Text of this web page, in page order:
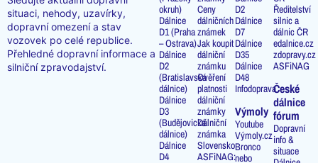
situaci, nehody, uzavírky,
dopravní omezení a stav
vozovek po celé republice.
Přehledné dopravní informace a
silniční zpravodajství.
okruh)
Dálnice
D1 (Praha
– Ostrava)
Dálnice
D2
(Bratislavská
dálnice)
Dálnice
D3
(Budějovická
dálnice)
Dálnice
D4
Ceny
dálničních
známek
Jak koupit
dálniční
známku
Ověření
platnosti
dálniční
známky
Dálniční
známka
Slovensko
ASFiNAG:
D2
Dálnice
D7
Dálnice
D35
Dálnice
D48
Infodoprava
Výmoly
Youtube
Výmoly.cz
Bronco
nebo
Ředitelství
silnic a
dálnic ČR
edalnice.cz
zdopravy.cz
ASFiNAG
České
dálnice
fórum
Dopravní
info &
situace